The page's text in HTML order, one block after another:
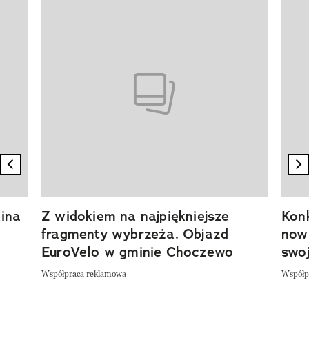
previous element
Z widokiem na najpiękniejsze
fragmenty wybrzeża. Objazd
EuroVelo w gminie Choczewo
Współpraca reklamowa